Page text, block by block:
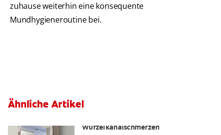
zuhause weiterhin eine konsequente
Mundhygieneroutine bei.
Ähnliche Artikel
Wurzelkanalschmerzen